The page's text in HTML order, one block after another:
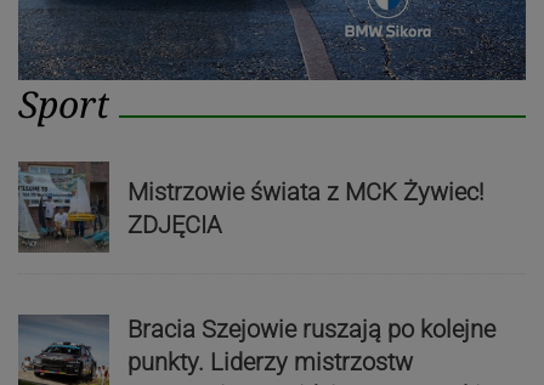
Sport
Mistrzowie świata z MCK Żywiec!
ZDJĘCIA
Bracia Szejowie ruszają po kolejne
punkty. Liderzy mistrzostw